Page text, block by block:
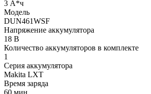
3 А*ч
Модель
DUN461WSF
Напряжение аккумулятора
18 В
Количество аккумуляторов в комплекте
1
Серия аккумулятора
Makita LXT
Время заряда
60 мин